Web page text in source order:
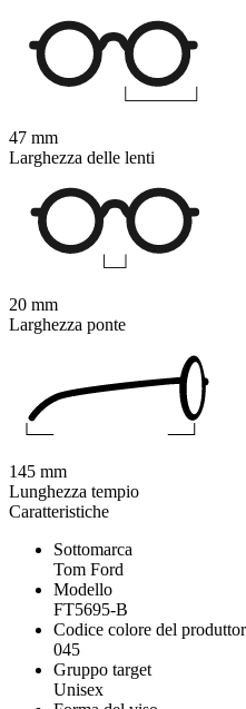
Caratteristiche
Sottomarca
Tom Ford
Modello
FT5695-B
Codice colore del
045
Gruppo target
Unisex
47 mm
Larghezza delle lenti
20 mm
Larghezza ponte
145 mm
Lunghezza tempio